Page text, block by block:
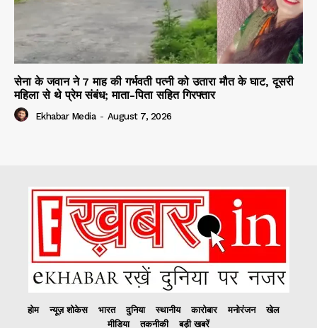
सेना के जवान ने 7 माह की गर्भवती पत्नी को उतारा मौत के घाट, दूसरी
महिला से थे प्रेम संबंध; माता-पिता सहित गिरफ्तार
Ekhabar Media - August 7, 2026
होम न्यूज़ शोकेस भारत दुनिया स्थानीय कारोबार मनोरंजन
खेल
मीडिया
तकनीकी बड़ी खबरें